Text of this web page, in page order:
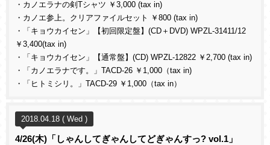
・カノエラナの剣Tシャツ ￥3,000 (tax in)
・カノエ参上。クリアファイルセット ￥800 (tax in)
・「キョウカイセン」【初回限定盤】(CD＋DVD) WPZL-31411/12
￥3,400(tax in)
・「キョウカイセン」【通常盤】(CD) WPZL-12822 ￥2,700 (tax in)
・「カノエラナです。」TACD-26 ￥1,000（tax in)
・「ヒトミシリ。」TACD-29 ￥1,000（tax in）
2018.04.18 ( Wed )
4/26(木)「しゃんしてぎゃんしてどぎゃんすっ? vol.1」